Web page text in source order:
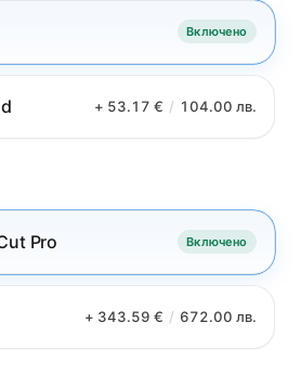
Включено
+ 53.17 € / 104.00 лв.
Pro Включено
+ 343.59 € / 672.00 лв.